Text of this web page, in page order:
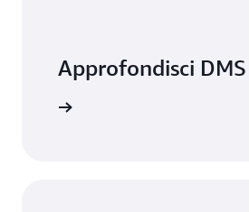
Approfondisci DMS